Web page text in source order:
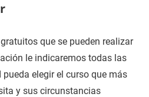
que se pueden realizar
le indicaremos todas las
elegir el curso que más
y sus circunstancias